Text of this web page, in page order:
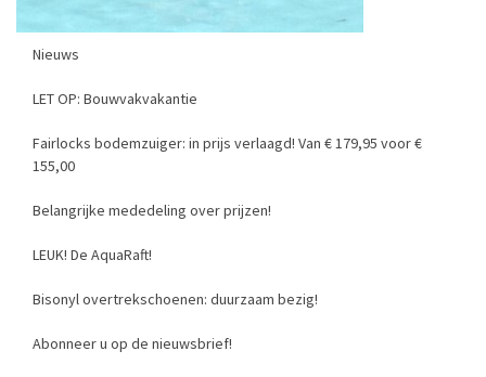
Nieuws
LET OP: Bouwvakvakantie
Fairlocks bodemzuiger: in prijs verlaagd! Van € 179,95 voor €
155,00
Belangrijke mededeling over prijzen!
LEUK! De AquaRaft!
Bisonyl overtrekschoenen: duurzaam bezig!
Abonneer u op de nieuwsbrief!